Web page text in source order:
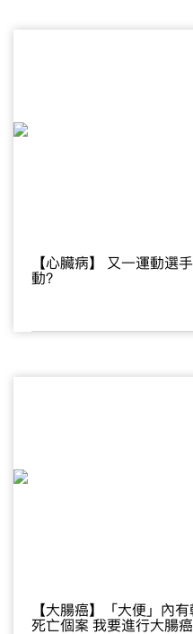
【心臟病】 又一運動選
動？
【大腸癌】「大便」內
死亡個案 我要進行大腸癌